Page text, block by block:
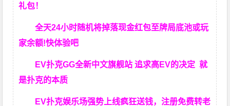
礼包！
全天24小时随机将掉落现金红包至牌局底池或玩
家余额!快体验吧
EV扑克GG全新中文旗舰站 追求高EV的决定就
是扑克的本质
EV扑克娱乐场强势上线疯狂送钱，注册免费转老